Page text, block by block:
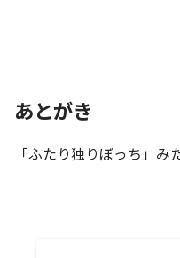
あとがき
「ふたり独りぼっち」み